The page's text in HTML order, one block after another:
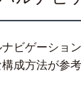
ビゲーショ
成方法が参